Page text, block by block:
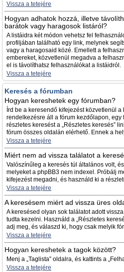
Vissza a tetejére
Hogyan adhatok hozzá, illetve
barátok vagy haragosok listáról?
A listáidra két módon vehetsz fel
profiljában található egy link, melynek
vagy a haragosaid közé. Emellett a
embereket, közvetlenül megadva a
el is távolíthatsz felhasználókat a listáidról.
Vissza a tetejére
Keresés a fórumban
Hogyan kereshetek egy fórumban?
Írd be a keresendő kifejezést közvetlenül
rendelkezésre áll a fórum kezdőlapon, egy
részletes keresést a „Részletes keresés”
fórum összes oldalán elérhető. Ennek a
Vissza a tetejére
Miért nem ad vissza találatot a
Valószínűleg a keresés túl általános volt,
melyeket a phpBB3 nem indexel. Próbálj
kifejezést megadni, és használd ki a
Vissza a tetejére
A keresésem miért ad vissza üres
A keresésed olyan sok találatot adott
tudta kezelni. Használd a „Részletes
adj meg, és válaszd ki, hogy csak melyik
Vissza a tetejére
Hogyan kereshetek a tagok között?
Menj a „Taglista” oldalra, és kattints a
Vissza a tetejére